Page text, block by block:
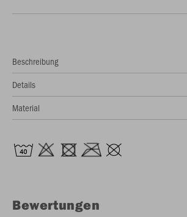
Beschreibung
Details
Material
Bewertungen